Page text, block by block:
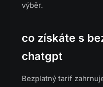
výběr.
co získáte s
chatgpt
Bezplatný tarif